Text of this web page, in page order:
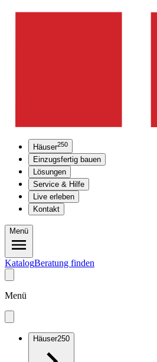
Häuser250
Einzugsfertig bauen
Lösungen
Service & Hilfe
Live erleben
Kontakt
Menü
KatalogBeratung finden
Menü
Häuser250